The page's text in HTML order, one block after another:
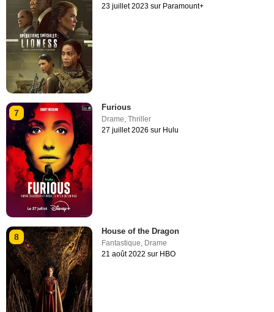
23 juillet 2023 sur Paramount+
7
Furious
Drame,Thriller
27 juillet 2026 sur Hulu
8
House of the Dragon
Fantastique, Drame
21 août 2022 sur HBO